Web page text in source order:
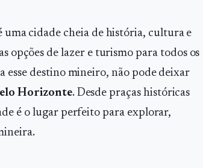
uma cidade cheia de história, cultura e
opções de lazer e turismo para todos os
esse destino mineiro, não pode deixar
Horizonte. Desde praças históricas
é o lugar perfeito para explorar,